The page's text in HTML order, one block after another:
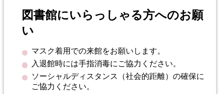
図書館にいらっしゃる方へのお願
い
マスク着用での来館をお願いします。
入退館時には手指消毒にご協力ください。
ソーシャルディスタンス（社会的距離）の確保に
ご協力ください。